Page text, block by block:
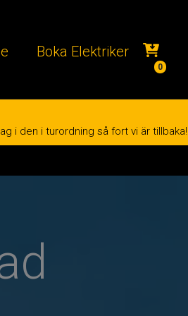
Boka Elektriker
0
i den i turordning så fort vi är tillbaka!